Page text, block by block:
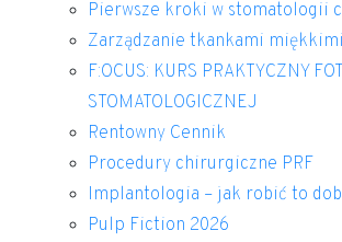
Pierwsze kroki w stomatologii
Zarządzanie tkankami miękkimi
F:OCUS: KURS PRAKTYCZNY
STOMATOLOGICZNEJ
Rentowny Cennik
Procedury chirurgiczne PRF
Implantologia – jak robić to
Pulp Fiction 2026